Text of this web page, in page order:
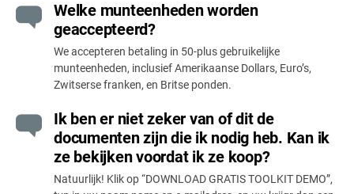
Welke munteenheden worden
geaccepteerd?
We accepteren betaling in 50-plus gebruikelijke
munteenheden, inclusief Amerikaanse Dollars, Euro’s,
Zwitserse franken, en Britse ponden.
Ik ben er niet zeker van of dit de
documenten zijn die ik nodig heb. Kan ik
ze bekijken voordat ik ze koop?
Natuurlijk! Klik op “DOWNLOAD GRATIS TOOLKIT DEMO”,